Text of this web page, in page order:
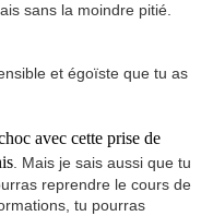
sans la moindre pitié.
et égoïste que tu as
avec cette prise de
. Mais je sais aussi que tu
reprendre le cours de
tu pourras